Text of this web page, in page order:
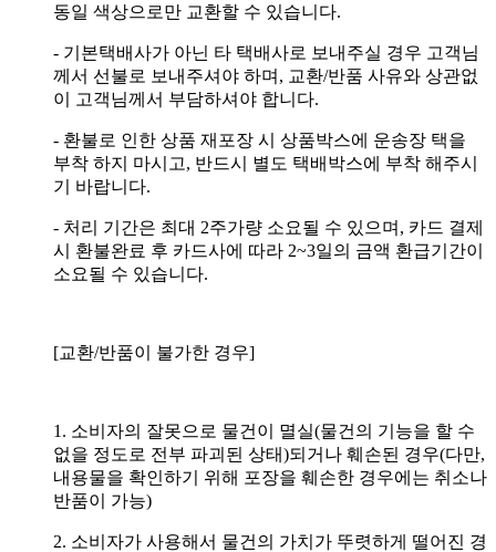
동일 색상으로만 교환할 수 있습니다.
- 기본택배사가 아닌 타 택배사로 보내주실 경우 고객님
께서 선불로 보내주셔야 하며, 교환/반품 사유와 상관없
이 고객님께서 부담하셔야 합니다.
- 환불로 인한 상품 재포장 시 상품박스에 운송장 택을
부착 하지 마시고, 반드시 별도 택배박스에 부착 해주시
기 바랍니다.
- 처리 기간은 최대 2주가량 소요될 수 있으며, 카드 결제
시 환불완료 후 카드사에 따라 2~3일의 금액 환급기간이
소요될 수 있습니다.
[교환/반품이 불가한 경우]
1. 소비자의 잘못으로 물건이 멸실(물건의 기능을 할 수
없을 정도로 전부 파괴된 상태)되거나 훼손된 경우(다만,
내용물을 확인하기 위해 포장을 훼손한 경우에는 취소나
반품이 가능)
2. 소비자가 사용해서 물건의 가치가 뚜렷하게 떨어진 경